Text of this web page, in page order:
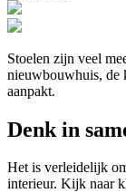
Stoelen zijn veel
nieuwbouwhuis, de
aanpakt.
Denk in
Het is verleidelijk
interieur. Kijk naar